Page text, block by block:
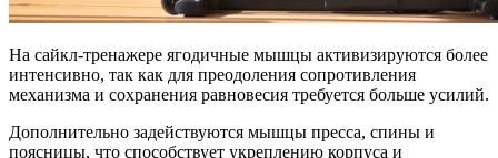
На сайкл-тренажере ягодичные мышцы активизируются более
интенсивно, так как для преодоления сопротивления
механизма и сохранения равновесия требуется больше усилий.
Дополнительно задействуются мышцы пресса, спины и
поясницы, что способствует укреплению корпуса и